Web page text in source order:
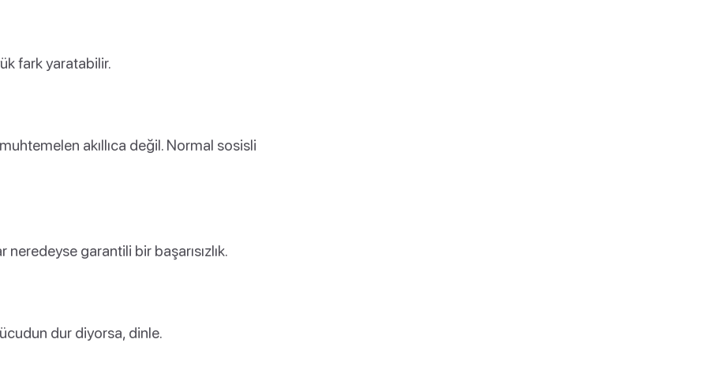
fark yaratabilir.
akıllıca değil. Normal sosisli
garantili bir başarısızlık.
dur diyorsa, dinle.